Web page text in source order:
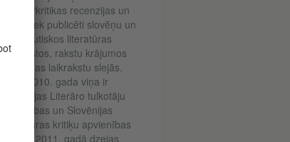
literatūrkritikas recenzijas un
raksti tiek publicēti slovēņu un
starptautiskos literatūras
laikrakstos, rakstu krājumos
un dienas laikrakstu slejās.
Kopš 2010. gada viņa ir
Slovēnijas Literāro tulkotāju
savienības un Slovēnijas
Literatūras kritiķu apvienības
biedre. 2011. gadā dzejas